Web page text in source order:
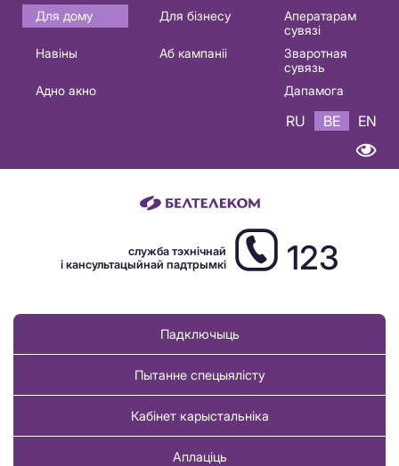
Основная
навигация
Для дому Для бізнесу
Аператарам
сувязі
Навіны
Аб кампаніі
Зваротная
сувязь
Адно акно
Дапамога
RU BE EN
служба тэхнічнай
і кансультацыйнай падтрымкі
123
Падключыць
Пытанне спецыялісту
Кабінет карыстальніка
Аплаціць